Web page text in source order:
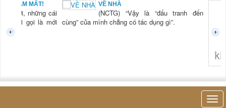
NAM MẤT!
“Xời, những cái
mới gọi là mới
VỀ NHÀ
(NCTG) “Vậy là “đấu tranh đến
cùng” của mình chẳng có tác dụng gì”.